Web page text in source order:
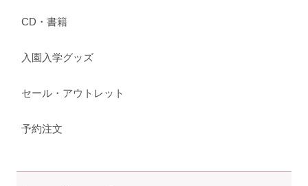
CD・書籍
入園入学グッズ
セール・アウトレット
予約注文